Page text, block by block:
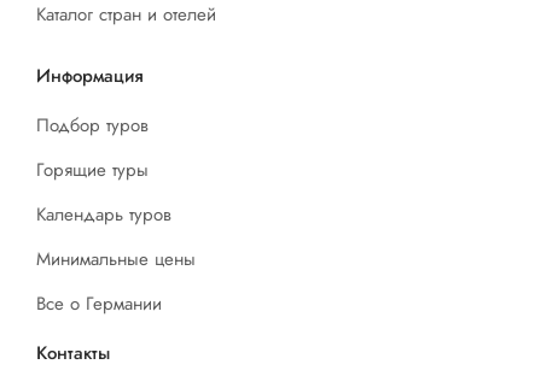
Каталог стран и отелей
Информация
Подбор туров
Горящие туры
Календарь туров
Минимальные цены
Все о Германии
Контакты